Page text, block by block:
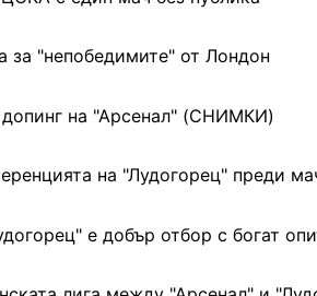
за "непобедимите" от Лондон
на "Арсенал" (СНИМКИ)
на "Лудогорец" преди
е добър отбор с богат